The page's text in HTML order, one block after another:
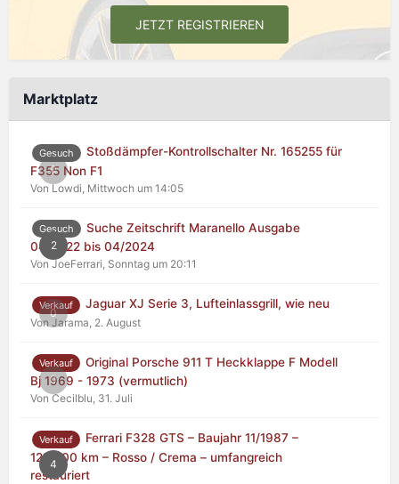
JETZT REGISTRIEREN
Marktplatz
0
Gesuch
Stoßdämpfer-Kontrollschalter Nr. 165255 für
F355 Non F1
Von Lowdi, Mittwoch um 14:05
2
Gesuch
Suche Zeitschrift Maranello Ausgabe
04/2022 bis 04/2024
Von JoeFerrari, Sonntag um 20:11
0
Verkauf Jaguar XJ Serie 3, Lufteinlassgrill, wie neu
Von Jarama, 2. August
0
Verkauf
Original Porsche 911 T Heckklappe F Modell
Bj 1969 - 1973 (vermutlich)
Von Cecilblu, 31. Juli
4
Verkauf
Ferrari F328 GTS – Baujahr 11/1987 –
125.000 km – Rosso / Crema – umfangreich
restauriert